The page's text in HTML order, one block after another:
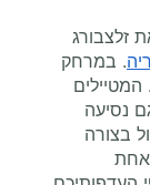
זלצבורג
. במרחק
נסיעה
בצורה
אחת